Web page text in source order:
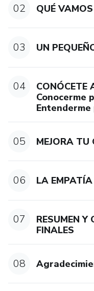
02 QUÉ
03 UN
04
CONÓCETE
Conocerme
05 MEJORA TU
06 LA EMPATÍA
07
RESUMEN Y
FINALES
08